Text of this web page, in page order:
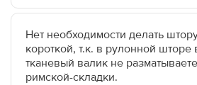
Нет необходимости делать
короткой, т.к. в рулонной шторе
тканевый валик не
римской-складки.